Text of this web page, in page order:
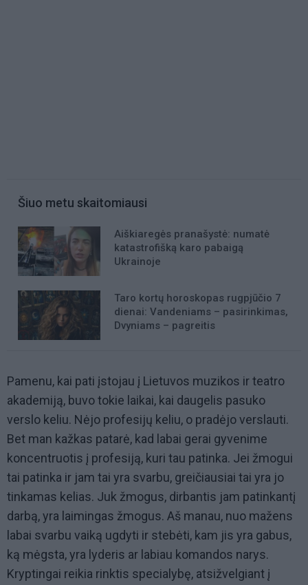
Šiuo metu skaitomiausi
Aiškiaregės pranašystė: numatė
katastrofišką karo pabaigą
Ukrainoje
Taro kortų horoskopas rugpjūčio 7
dienai: Vandeniams – pasirinkimas,
Dvyniams – pagreitis
Pamenu, kai pati įstojau į Lietuvos muzikos ir teatro
akademiją, buvo tokie laikai, kai daugelis pasuko
verslo keliu. Nėjo profesijų keliu, o pradėjo verslauti.
Bet man kažkas patarė, kad labai gerai gyvenime
koncentruotis į profesiją, kuri tau patinka. Jei žmogui
tai patinka ir jam tai yra svarbu, greičiausiai tai yra jo
tinkamas kelias. Juk žmogus, dirbantis jam patinkantį
darbą, yra laimingas žmogus. Aš manau, nuo mažens
labai svarbu vaiką ugdyti ir stebėti, kam jis yra gabus,
ką mėgsta, yra lyderis ar labiau komandos narys.
Kryptingai reikia rinktis specialybę, atsižvelgiant į